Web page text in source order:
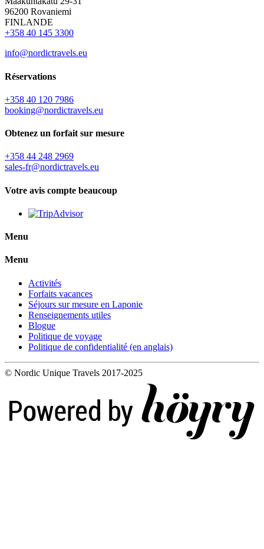
96200 Rovaniemi
FINLANDE
+358 40 145 3300
info@nordictravels.eu
Réservations
+358 40 120 7986
booking@nordictravels.eu
Obtenez un forfait sur mesure
+358 44 248 2969
sales-fr@nordictravels.eu
Votre avis compte beaucoup
Menu
Menu
Activités
Forfaits vacances
Séjours sur mesure en Laponie
Renseignements utiles
Blogue
Politique de voyage
Politique de confidentialité (en anglais)
© Nordic Unique Travels 2017-2025